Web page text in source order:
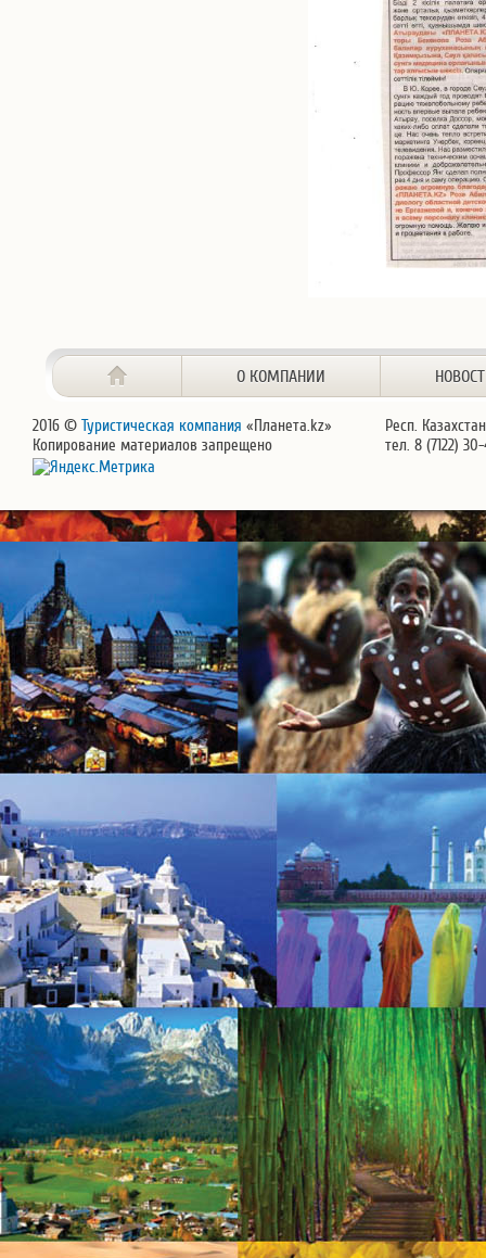
О КОМПАНИИ
2016 © Туристическая компания «Планета.kz»
Копирование материалов запрещено
Респ.
тел. 8 (7122)